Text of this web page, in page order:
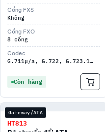
Cổng FXS
Không
Cổng FXO
8 cổng
Codec
G.711µ/a, G.722, G.723.1…
Còn hàng
Gateway/ATA
HT813